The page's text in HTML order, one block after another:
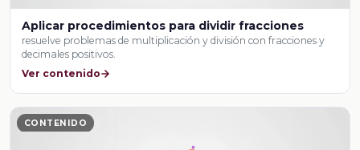
Aplicar procedimientos para dividir fracciones
resuelve problemas de multiplicación y división con fracciones y
decimales positivos.
Ver contenido
CONTENIDO